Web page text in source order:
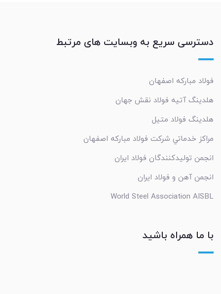
دسترسی سریع به وبسایت های مرتبط
فولاد مبارکه اصفهان
هلدینگ آتیه فولاد نقش جهان
هلدینگ فولاد متیل
مراکز خدماتي شرکت فولاد مبارکه اصفهان
انجمن تولیدکنندگان فولاد ایران
انجمن آهن و فولاد ایران
World Steel Association AISBL
با ما همراه باشید